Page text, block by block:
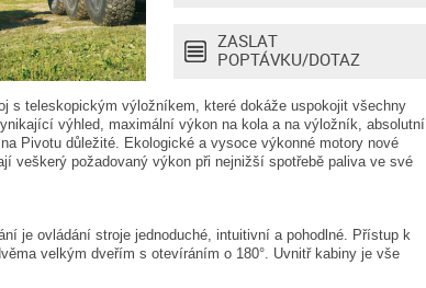
ZASLAT
POPTÁVKU/DOTAZ
s teleskopickým výložníkem, které dokáže uspokojit všechny
výhled, maximální výkon na kola a na výložník, absolutní
Pivotu důležité. Ekologické a vysoce výkonné motory nové
veškerý požadovaný výkon při nejnižší spotřebě paliva ve své
je ovládání stroje jednoduché, intuitivní a pohodlné. Přístup k
velkým dveřím s otevíráním o 180°. Uvnitř kabiny je vše